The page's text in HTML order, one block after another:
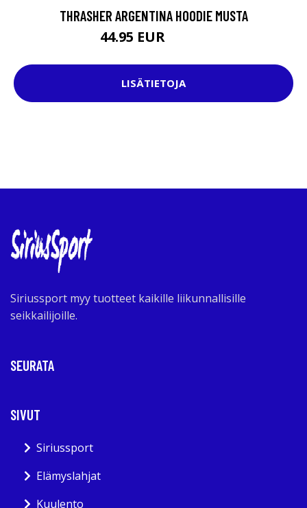
THRASHER ARGENTINA HOODIE MUSTA
44.95 EUR
LISÄTIETOJA
Siriussport myy tuotteet kaikille liikunnallisille
seikkailijoille.
SEURATA
SIVUT
Siriussport
Elämyslahjat
Kuulento